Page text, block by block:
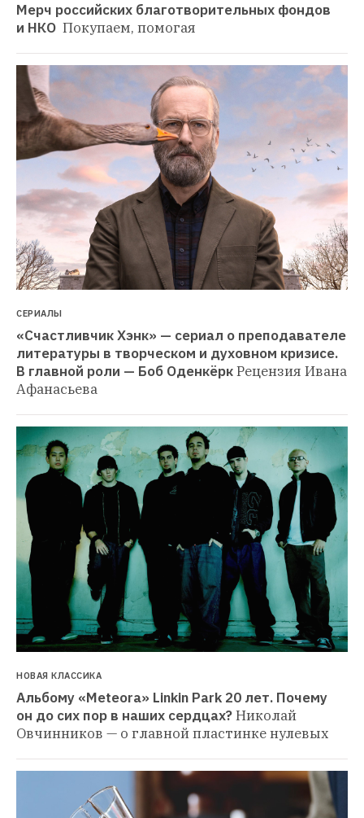
Мерч российских благотворительных фондов
и НКО Покупаем, помогая
СЕРИАЛЫ
«Счастливчик Хэнк» — сериал о преподавателе
литературы в творческом и духовном кризисе.
В главной роли — Боб ОденкёркРецензия Ивана
Афанасьева
НОВАЯ КЛАССИКА
Альбому «Meteora» Linkin Park 20 лет. Почему
он до сих пор в наших сердцах?Николай
Овчинников — о главной пластинке нулевых